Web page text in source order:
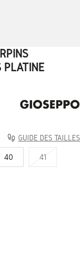
8 9
PLATINE
GUIDE DES TAILLES
40 41